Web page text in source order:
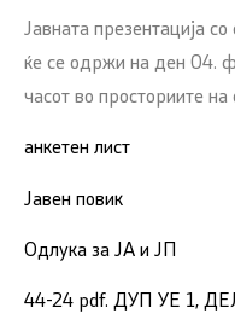
Јавната презентација
ќе се одржи на ден 04.
часот во просториите
анкетен лист
Јавен повик
Одлука за ЈА и ЈП
44-24 pdf. ДУП УЕ 1,